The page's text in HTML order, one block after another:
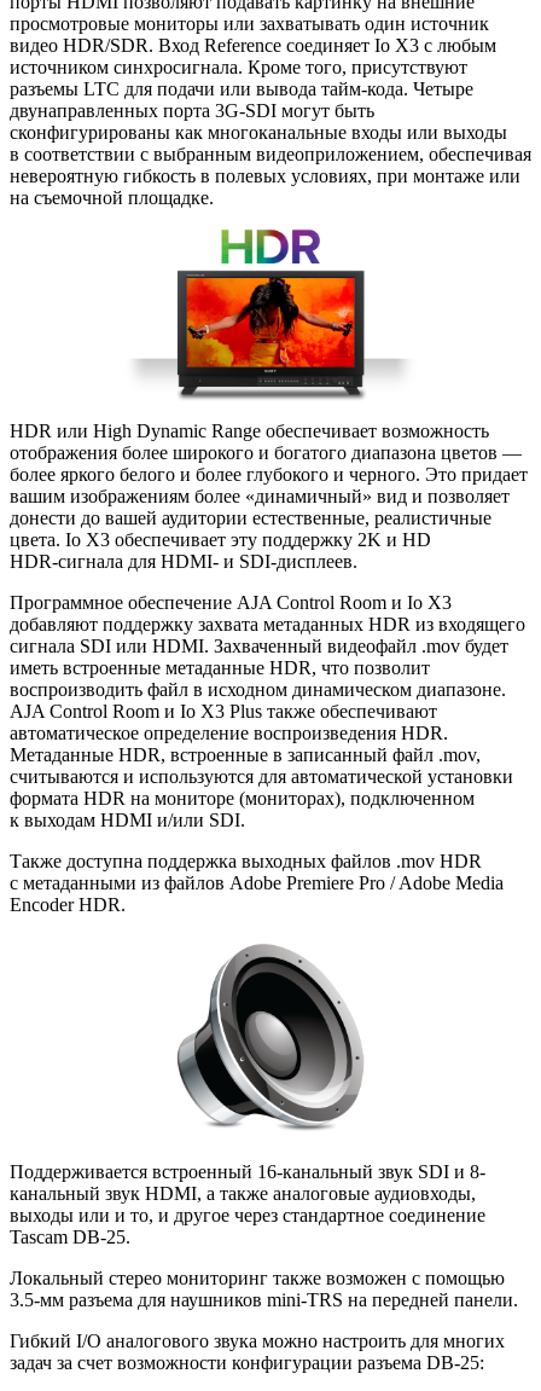
просмотровые мониторы или захватывать один источник
видео HDR/SDR. Вход Reference соединяет Io X3 с любым
источником синхросигнала. Кроме того, присутствуют
разъемы LTC для подачи или вывода тайм-кода. Четыре
двунаправленных порта 3G-SDI могут быть
сконфигурированы как многоканальные входы или выходы
в соответствии с выбранным видеоприложением, обеспечивая
невероятную гибкость в полевых условиях, при монтаже или
на съемочной площадке.
HDR или High Dynamic Range обеспечивает возможность
отображения более широкого и богатого диапазона цветов —
более яркого белого и более глубокого и черного. Это придает
вашим изображениям более «динамичный» вид и позволяет
донести до вашей аудитории естественные, реалистичные
цвета. Io X3 обеспечивает эту поддержку 2K и HD
HDR-сигнала для HDMI- и SDI-дисплеев.
Программное обеспечение AJA Control Room и Io X3
добавляют поддержку захвата метаданных HDR из входящего
сигнала SDI или HDMI. Захваченный видеофайл .mov будет
иметь встроенные метаданные HDR, что позволит
воспроизводить файл в исходном динамическом диапазоне.
AJA Control Room и Io X3 Plus также обеспечивают
автоматическое определение воспроизведения HDR.
Метаданные HDR, встроенные в записанный файл .mov,
считываются и используются для автоматической установки
формата HDR на мониторе (мониторах), подключенном
к выходам HDMI и/или SDI.
Также доступна поддержка выходных файлов .mov HDR
с метаданными из файлов Adobe Premiere Pro / Adobe Media
Encoder HDR.
Поддерживается встроенный 16-канальный звук SDI и 8-
канальный звук HDMI, а также аналоговые аудиовходы,
выходы или и то, и другое через стандартное соединение
Tascam DB-25.
Локальный стерео мониторинг также возможен с помощью
3.5-мм разъема для наушников mini-TRS на передней панели.
Гибкий I/O аналогового звука можно настроить для многих
задач за счет возможности конфигурации разъема DB-25: